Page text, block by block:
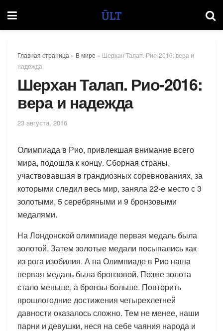
Главная страница » В мире » Шерхан Талап. Рио-2016: вера и
надежда
Шерхан Талап. Рио-2016:
вера и надежда
23 августа, 2016
Олимпиада в Рио, привлекшая внимание всего
мира, подошла к концу. Сборная страны,
участвовавшая в грандиозных соревнованиях, за
которыми следил весь мир, заняла 22-е место с 3
золотыми, 5 серебряными и 9 бронзовыми
медалями.
На Лондонской олимпиаде первая медаль была
золотой. Затем золотые медали посыпались как
из рога изобилия. А на Олимпиаде в Рио наша
первая медаль была бронзовой. Позже золота
стало меньше, а бронзы больше. Повторить
прошлогодние достижения четырехлетней
давности оказалось сложно. Тем не менее, наши
парни и девушки, неся на себе чаяния народа и